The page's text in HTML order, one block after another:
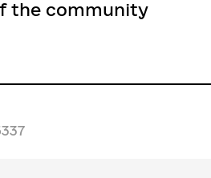
the community